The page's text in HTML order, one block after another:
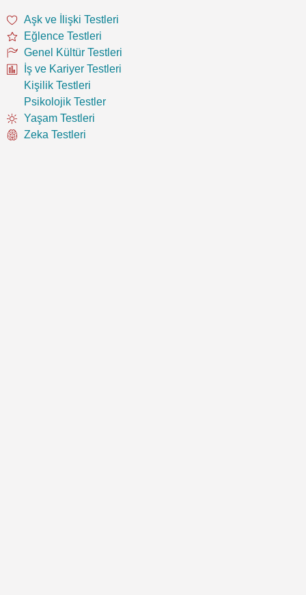
Aşk ve İlişki Testleri
Eğlence Testleri
Genel Kültür Testleri
İş ve Kariyer Testleri
Kişilik Testleri
Psikolojik Testler
Yaşam Testleri
Zeka Testleri